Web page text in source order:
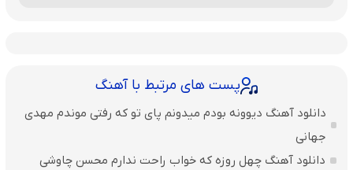
پست های مرتبط با آهنگ
دانلود آهنگ دیوونه بودم میدونم پای تو که رفتی موندم مهدی
جهانی
دانلود آهنگ چهل روزه که خواب راحت ندارم محسن چاوشی